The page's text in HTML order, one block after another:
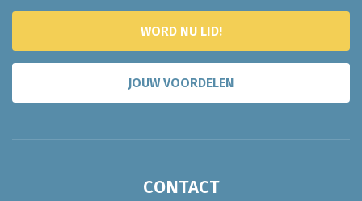
WORD NU LID!
JOUW VOORDELEN
CONTACT